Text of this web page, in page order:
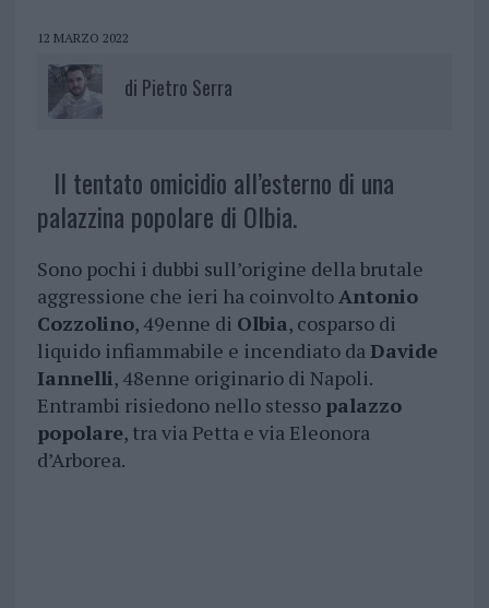
12 MARZO 2022
di Pietro Serra
Il tentato omicidio all’esterno di una
palazzina popolare di Olbia.
Sono pochi i dubbi sull’origine della brutale
aggressione che ieri ha coinvoltoAntonio
Cozzolino, 49enne di Olbia, cosparso di
liquido infiammabile e incendiato daDavide
Iannelli, 48enne originario di Napoli.
Entrambi risiedono nello stesso palazzo
popolare, tra via Petta e via Eleonora
d’Arborea.